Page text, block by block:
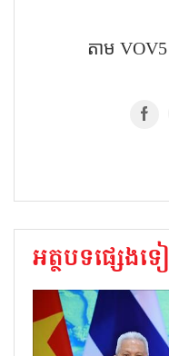
តាម​
អត្ថបទផ្សេងទ